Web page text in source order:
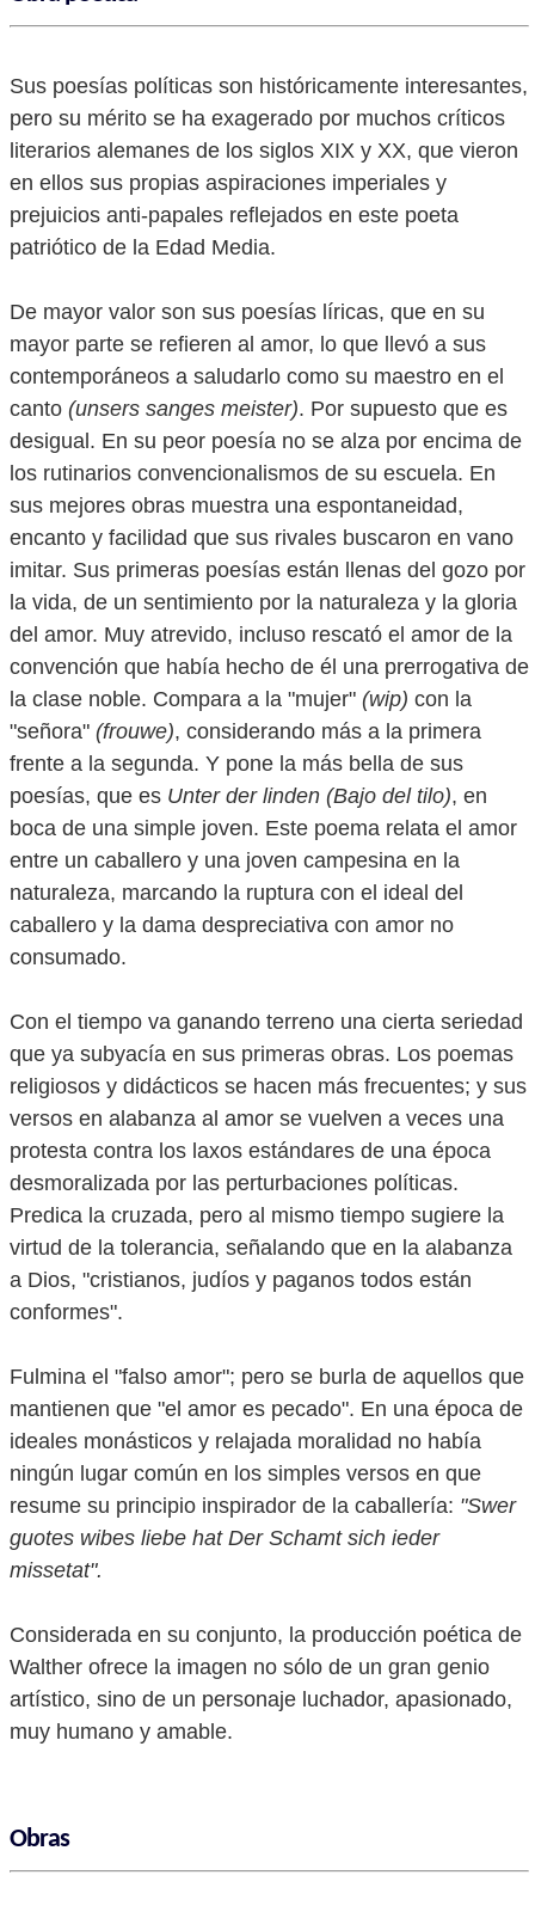
Sus poesías políticas son históricamente interesantes,
pero su mérito se ha exagerado por muchos críticos
literarios alemanes de los siglos XIX y XX, que vieron
en ellos sus propias aspiraciones imperiales y
prejuicios anti-papales reflejados en este poeta
patriótico de la Edad Media.
De mayor valor son sus poesías líricas, que en su
mayor parte se refieren al amor, lo que llevó a sus
contemporáneos a saludarlo como su maestro en el
canto (unsers sanges meister). Por supuesto que es
desigual. En su peor poesía no se alza por encima de
los rutinarios convencionalismos de su escuela. En
sus mejores obras muestra una espontaneidad,
encanto y facilidad que sus rivales buscaron en vano
imitar. Sus primeras poesías están llenas del gozo por
la vida, de un sentimiento por la naturaleza y la gloria
del amor. Muy atrevido, incluso rescató el amor de la
convención que había hecho de él una prerrogativa de
la clase noble. Compara a la "mujer" (wip) con la
"señora" (frouwe), considerando más a la primera
frente a la segunda. Y pone la más bella de sus
poesías, que es Unter der linden (Bajo del tilo), en
boca de una simple joven. Este poema relata el amor
entre un caballero y una joven campesina en la
naturaleza, marcando la ruptura con el ideal del
caballero y la dama despreciativa con amor no
consumado.
Con el tiempo va ganando terreno una cierta seriedad
que ya subyacía en sus primeras obras. Los poemas
religiosos y didácticos se hacen más frecuentes; y sus
versos en alabanza al amor se vuelven a veces una
protesta contra los laxos estándares de una época
desmoralizada por las perturbaciones políticas.
Predica la cruzada, pero al mismo tiempo sugiere la
virtud de la tolerancia, señalando que en la alabanza
a Dios, "cristianos, judíos y paganos todos están
conformes".
Fulmina el "falso amor"; pero se burla de aquellos que
mantienen que "el amor es pecado". En una época de
ideales monásticos y relajada moralidad no había
ningún lugar común en los simples versos en que
resume su principio inspirador de la caballería: "Swer
guotes wibes liebe hat Der Schamt sich ieder
missetat".
Considerada en su conjunto, la producción poética de
Walther ofrece la imagen no sólo de un gran genio
artístico, sino de un personaje luchador, apasionado,
muy humano y amable.
Obras